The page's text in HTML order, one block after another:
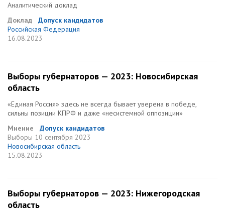
Аналитический доклад
Доклад
Допуск кандидатов
Российская Федерация
16.08.2023
Выборы губернаторов — 2023: Новосибирская
область
«Единая Россия» здесь не всегда бывает уверена в победе,
сильны позиции КПРФ и даже «несистемной оппозиции»
Мнение
Допуск кандидатов
Выборы 10 сентября 2023
Новосибирская область
15.08.2023
Выборы губернаторов — 2023: Нижегородская
область